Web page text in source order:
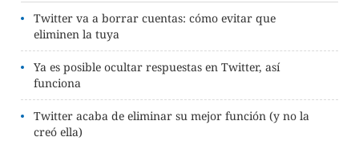
Twitter va a borrar cuentas: cómo evitar que
eliminen la tuya
Ya es posible ocultar respuestas en Twitter, así
funciona
Twitter acaba de eliminar su mejor función (y no la
creó ella)